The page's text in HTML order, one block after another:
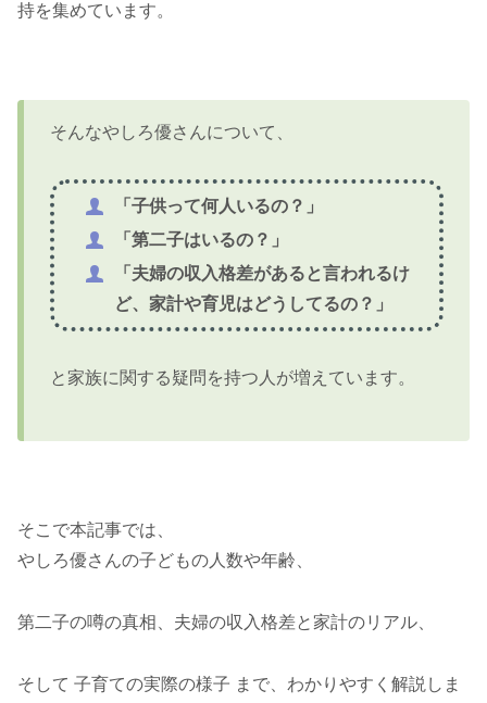
持を集めています。
そんなやしろ優さんについて、
「子供って何人いるの？」
「第二子はいるの？」
「夫婦の収入格差があると言われるけ
ど、家計や育児はどうしてるの？」
と家族に関する疑問を持つ人が増えています。
そこで本記事では、
やしろ優さんの子どもの人数や年齢、
第二子の噂の真相、夫婦の収入格差と家計のリアル、
そして 子育ての実際の様子 まで、わかりやすく解説しま